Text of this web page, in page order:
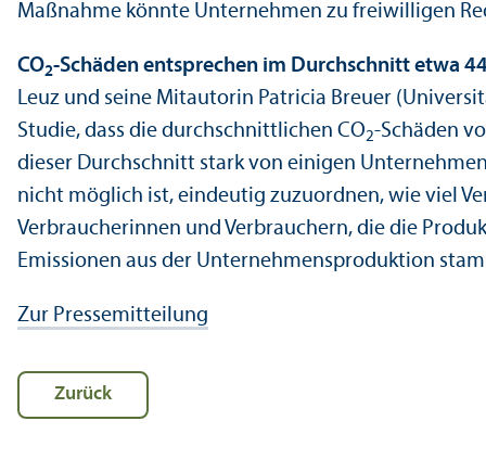
Maßnahme könnte Unter­nehmen zu freiwilligen
CO2-Schäden entsprechen im Durchschnitt etwa
Leuz und seine Mitautorin Patricia Breuer
Studie, dass die durchschnittlichen CO2-Schäden
dieser Durchschnitt stark von einigen
nicht möglich ist, eindeutig zuzuordnen, wie viel
Verbraucherinnen und Verbrauchern, die die
Emissionen aus der Unter­nehmens­produktion
Zur Pressemitteilung
Zurück